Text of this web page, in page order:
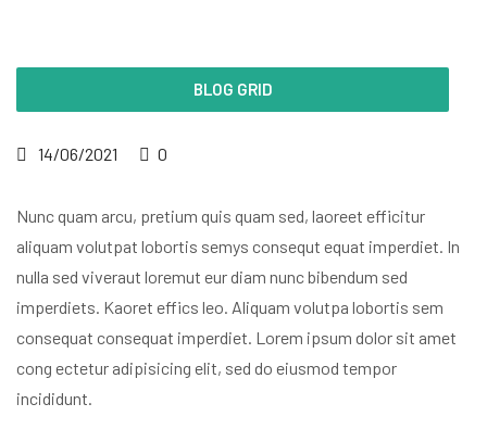
BLOG GRID
14/06/2021 0
Nunc quam arcu, pretium quis quam sed, laoreet efficitur
aliquam volutpat lobortis semys consequt equat imperdiet. In
nulla sed viveraut loremut eur diam nunc bibendum sed
imperdiets. Kaoret effics leo. Aliquam volutpa lobortis sem
consequat consequat imperdiet. Lorem ipsum dolor sit amet
cong ectetur adipisicing elit, sed do eiusmod tempor
incididunt.